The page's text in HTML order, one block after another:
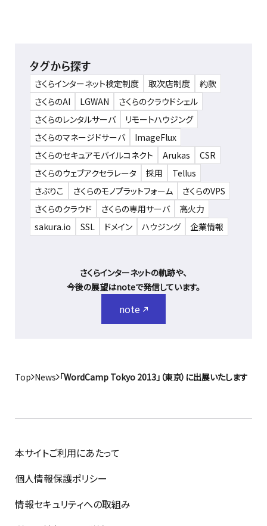
タグから探す
さくらインターネット検定制度 取次店制度
約款
さくらのAI
LGWAN
さくらのクラウドシェル
さくらのレンタルサーバ
リモートハウジング
さくらのマネージドサーバ
ImageFlux
さくらのセキュアモバイルコネクト
Arukas
CSR
さくらのウェブアクセラレータ
採用
Tellus
さぶりこ
さくらのモノプラットフォーム
さくらのVPS
さくらのクラウド
さくらの専用サーバ
高火力
sakura.io
SSL ドメイン ハウジング 企業情報
さくらインターネットの軌跡や、
今後の展望はnoteで発信しています。
note
Top News 「WordCamp Tokyo 2013」（東京）に出展いたします
本サイトご利用にあたって
個人情報保護ポリシー
情報セキュリティへの取組み